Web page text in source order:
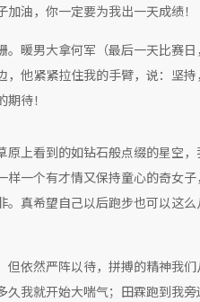
油，你一定要为我出一天成绩！
暖男大拿何军（最后一天比赛
他紧紧拉住我的手臂，说：坚
待！
上看到的如钻石般点缀的星空
一个有才情又保持童心的奇女
真希望自己以后跑步也可以这
依然严阵以待，拼搏的精神我
我就开始大喘气；田霖跑到我